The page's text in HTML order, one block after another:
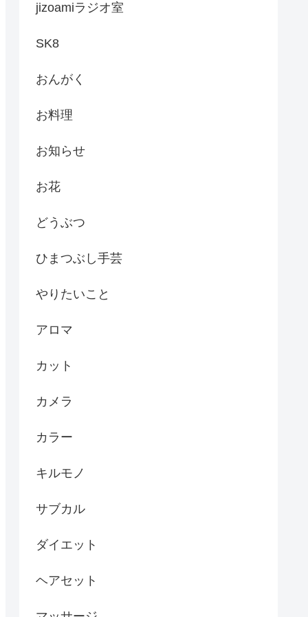
jizoamiラジオ室
SK8
おんがく
お料理
お知らせ
お花
どうぶつ
ひまつぶし手芸
やりたいこと
アロマ
カット
カメラ
カラー
キルモノ
サブカル
ダイエット
ヘアセット